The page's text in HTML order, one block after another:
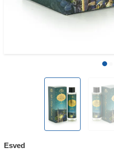
Esved